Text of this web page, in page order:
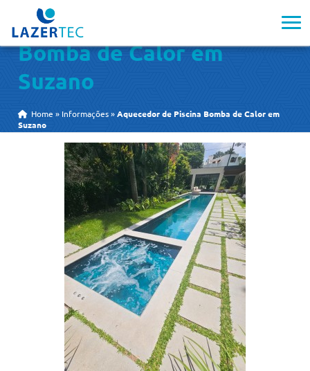
Aquecedor de Piscina
Bomba de Calor em
Suzano
Home » Informações »Aquecedor de Piscina Bomba de Calor em
Suzano